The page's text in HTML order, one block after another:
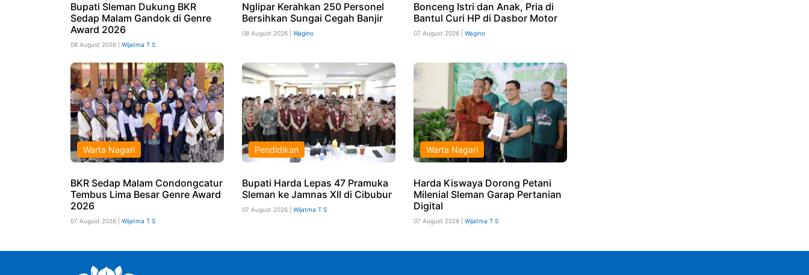
Bupati Sleman Dukung BKR
Sedap Malam Gandok di Genre
Award 2026
08 August 2026 | Wijatma T S
Nglipar Kerahkan 250 Personel
Bersihkan Sungai Cegah Banjir
08 August 2026 | Wagino
Bonceng Istri dan Anak, Pria di
Bantul Curi HP di Dasbor Motor
07 August 2026 | Wagino
Warta Nagari
BKR Sedap Malam Condongcatur
Tembus Lima Besar Genre Award
2026
07 August 2026 | Wijatma T S
Pendidikan
Bupati Harda Lepas 47 Pramuka
Sleman ke Jamnas XII di Cibubur
07 August 2026 | Wijatma T S
Warta Nagari
Harda Kiswaya Dorong Petani
Milenial Sleman Garap Pertanian
Digital
07 August 2026 | Wijatma T S